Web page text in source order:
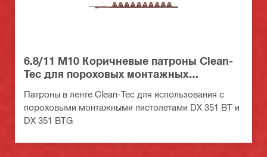
6.8/11 M10 Коричневые патроны Clean-
Tec для пороховых монтажных
Патроны в ленте Clean-Tec для использования с
пороховыми монтажными пистолетами DX 351 BT и
DX 351 BTG